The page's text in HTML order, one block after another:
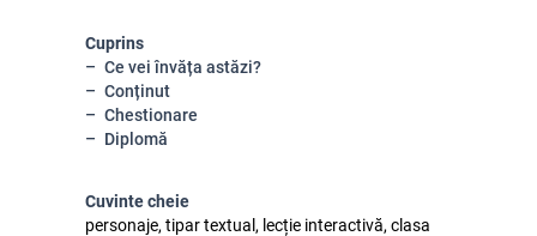
Cuprins
Ce vei învăța astăzi?
Conținut
Chestionare
Diplomă
Cuvinte cheie
personaje, tipar textual, lecție interactivă, clasa